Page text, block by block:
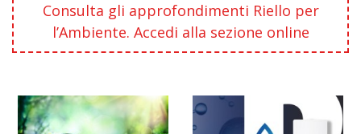
Consulta gli approfondimenti Riello per
l’Ambiente. Accedi alla sezione online